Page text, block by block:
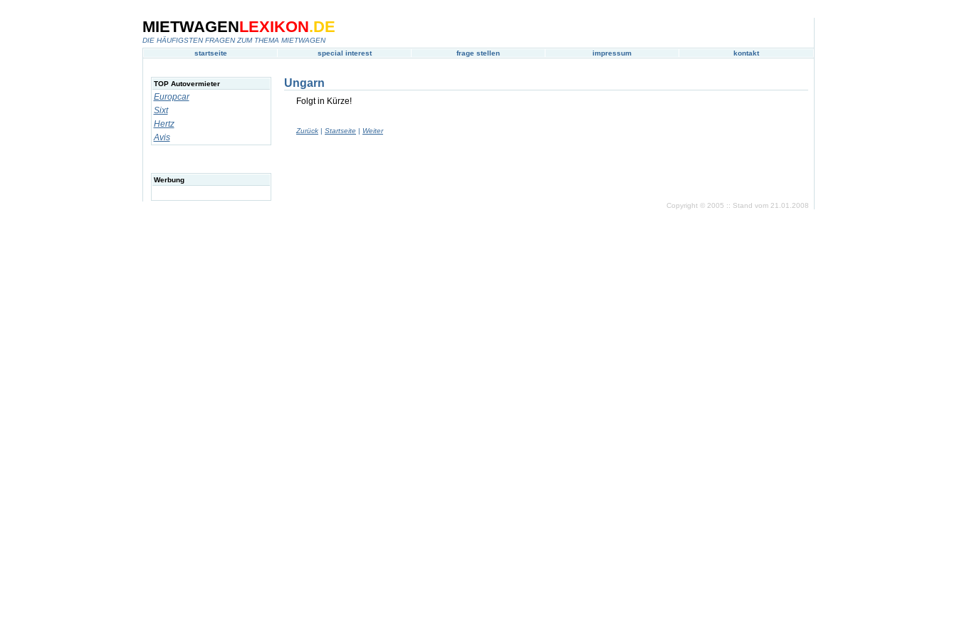
MIETWAGENLEXIKON.DE
DIE HÄUFIGSTEN FRAGEN ZUM THEMA MIETWAGEN
startseite
special interest frage stellen impressum kontakt
TOP Autovermieter
Europcar
Sixt
Hertz
Avis
Werbung
Ungarn
Folgt in Kürze!
Zurück | Startseite | Weiter
Copyright © 2005 :: Stand vom 21.01.2008